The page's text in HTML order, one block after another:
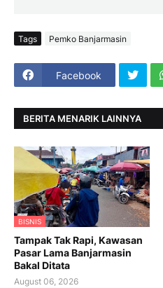
Tags Pemko Banjarmasin
Facebook
BERITA MENARIK LAINNYA
BISNIS
Tampak Tak Rapi, Kawasan
Pasar Lama Banjarmasin
Bakal Ditata
August 06, 2026